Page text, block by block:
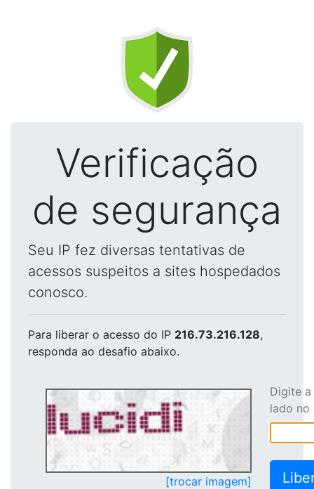
Verificação
de segurança
Seu IP fez diversas tentativas de
acessos suspeitos a sites hospedados
conosco.
Para liberar o acesso do IP 216.73.216.128,
responda ao desafio abaixo.
[trocar imagem]
Digite
lado no